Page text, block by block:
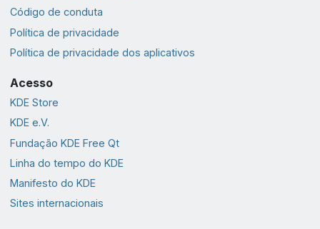
Código de conduta
Política de privacidade
Política de privacidade dos aplicativos
Acesso
KDE Store
KDE e.V.
Fundação KDE Free Qt
Linha do tempo do KDE
Manifesto do KDE
Sites internacionais